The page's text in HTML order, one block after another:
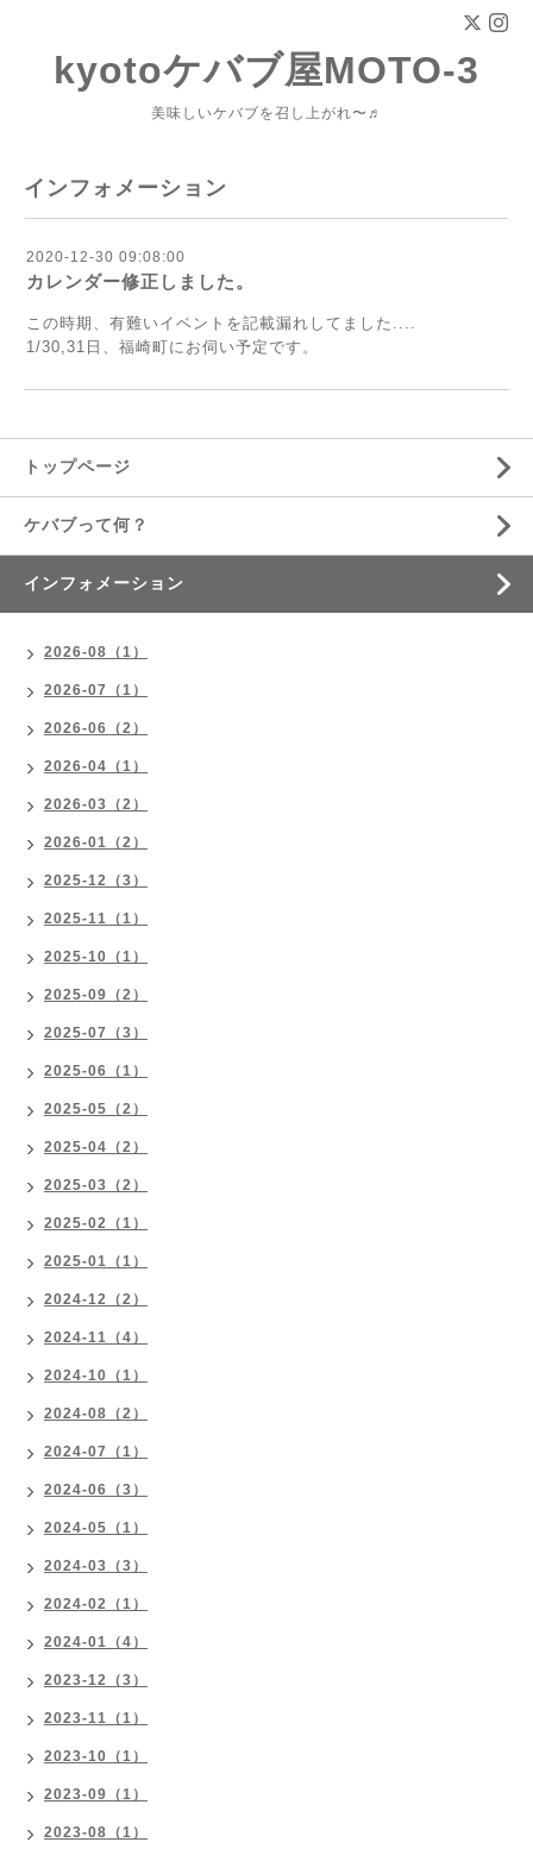
kyotoケバブ屋MOTO-3
美味しいケバブを召し上がれ〜♬
インフォメーション
2020-12-30 09:08:00
カレンダー修正しました。
この時期、有難いイベントを記載漏れしてました....
1/30,31日、福崎町にお伺い予定です。
トップページ
ケバブって何？
インフォメーション
2026-08（1）
2026-07（1）
2026-06（2）
2026-04（1）
2026-03（2）
2026-01（2）
2025-12（3）
2025-11（1）
2025-10（1）
2025-09（2）
2025-07（3）
2025-06（1）
2025-05（2）
2025-04（2）
2025-03（2）
2025-02（1）
2025-01（1）
2024-12（2）
2024-11（4）
2024-10（1）
2024-08（2）
2024-07（1）
2024-06（3）
2024-05（1）
2024-03（3）
2024-02（1）
2024-01（4）
2023-12（3）
2023-11（1）
2023-10（1）
2023-09（1）
2023-08（1）